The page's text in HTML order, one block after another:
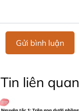
Gửi bình luận
Tin liên quan